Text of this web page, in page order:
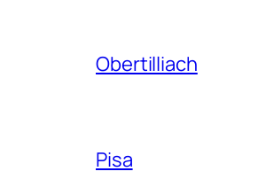
Obertilliach
Pisa